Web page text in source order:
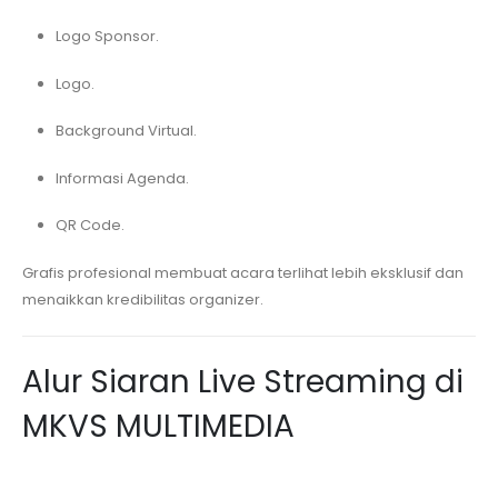
Logo Sponsor.
Logo.
Background Virtual.
Informasi Agenda.
QR Code.
Grafis profesional membuat acara terlihat lebih eksklusif dan
menaikkan kredibilitas organizer.
Alur Siaran Live Streaming di
MKVS MULTIMEDIA